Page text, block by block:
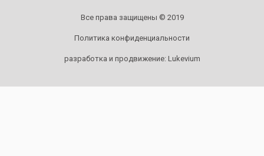
Все права защищены © 2019
Политика конфиденциальности
разработка и продвижение: Lukevium